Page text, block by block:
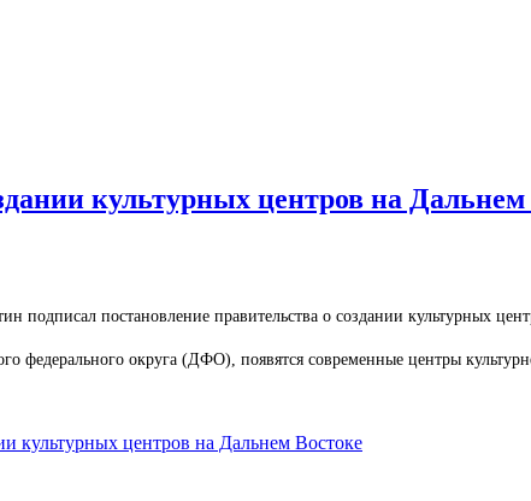
культурных центров на Дальнем
постановление правительства о создании культурных
федерального округа (ДФО), появятся современные центры
культурных центров на Дальнем Востоке